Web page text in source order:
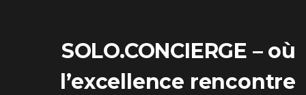
SOLO.CONCIERGE – où
l’excellence rencontre